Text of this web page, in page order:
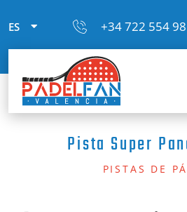
ES +34 722 554
Pista Super
PISTAS DE